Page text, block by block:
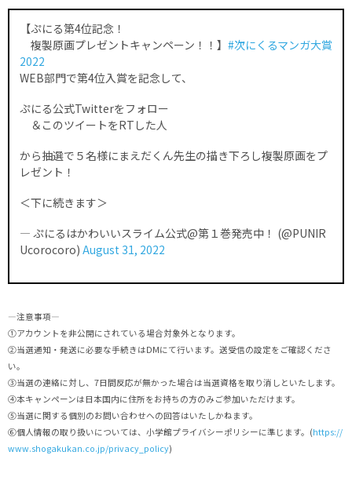
【ぷにる第4位記念！
複製原画プレゼントキャンペーン！！】 #次にくるマンガ大賞
2022
WEB部門で第4位入賞を記念して、
ぷにる公式Twitterをフォロー
＆このツイートをRTした人
から抽選で５名様にまえだくん先生の描き下ろし複製原画をプ
レゼント！
＜下に続きます＞
— ぷにるはかわいいスライム公式@第１巻発売中！ (@PUNIR
Ucorocoro) August 31, 2022
―注意事項―
①アカウントを非公開にされている場合対象外となります。
②当選通知・発送に必要な手続きはDMにて行います。送受信の設定をご確認くださ
い。
③当選の連絡に対し、7日間反応が無かった場合は当選資格を取り消しといたします。
④本キャンペーンは日本国内に住所をお持ちの方のみご参加いただけます。
⑤当選に関する個別のお問い合わせへの回答はいたしかねます。
⑥個人情報の取り扱いについては、小学館プライバシーポリシーに準じます。(https://
www.shogakukan.co.jp/privacy_policy)